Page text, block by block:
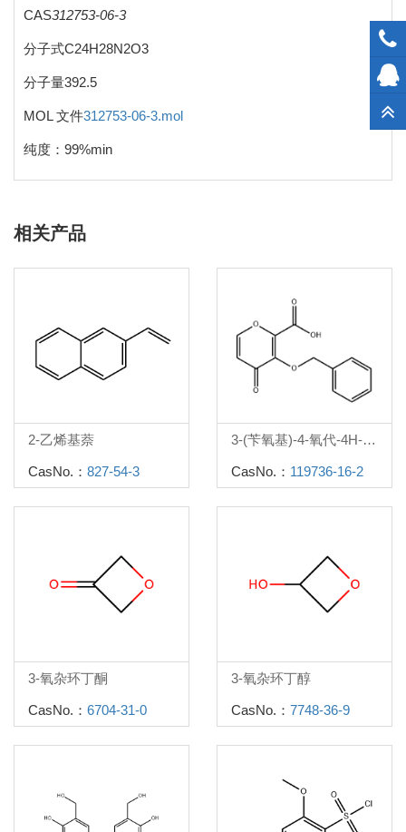
CAS312753-06-3
分子式C24H28N2O3
分子量392.5
MOL 文件312753-06-3.mol
纯度：99%min
相关产品
2-乙烯基萘
CasNo.： 827-54-3
3-(苄氧基)-4-氧代-4H-吡喃-2-羧酸
CasNo.： 119736-16-2
3-氧杂环丁酮
CasNo.： 6704-31-0
3-氧杂环丁醇
CasNo.： 7748-36-9